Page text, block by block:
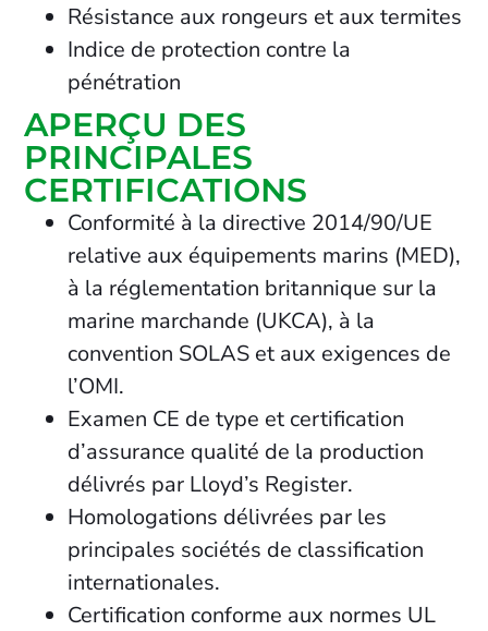
Résistance aux rongeurs et aux termites
Indice de protection contre la
pénétration
APERÇU DES
PRINCIPALES
CERTIFICATIONS
Conformité à la directive 2014/90/UE
relative aux équipements marins (MED),
à la réglementation britannique sur la
marine marchande (UKCA), à la
convention SOLAS et aux exigences de
l’OMI.
Examen CE de type et certification
d’assurance qualité de la production
délivrés par Lloyd’s Register.
Homologations délivrées par les
principales sociétés de classification
internationales.
Certification conforme aux normes UL